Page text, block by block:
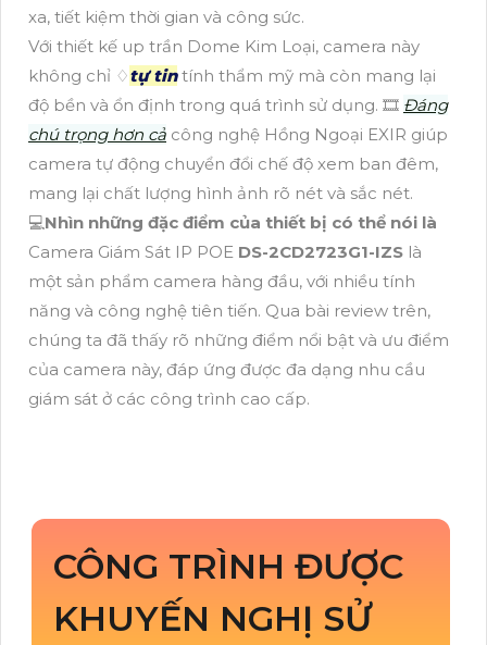
xa, tiết kiệm thời gian và công sức.
Với thiết kế up trần Dome Kim Loại, camera này
không chỉ ♢tự tintính thẩm mỹ mà còn mang lại
độ bền và ổn định trong quá trình sử dụng. 🎞 Đáng
chú trọng hơn cả công nghệ Hồng Ngoại EXIR giúp
camera tự động chuyển đổi chế độ xem ban đêm,
mang lại chất lượng hình ảnh rõ nét và sắc nét.
💻Nhìn những đặc điểm của thiết bị có thể nói là
Camera Giám Sát IP POE DS-2CD2723G1-IZS là
một sản phẩm camera hàng đầu, với nhiều tính
năng và công nghệ tiên tiến. Qua bài review trên,
chúng ta đã thấy rõ những điểm nổi bật và ưu điểm
của camera này, đáp ứng được đa dạng nhu cầu
giám sát ở các công trình cao cấp.
CÔNG TRÌNH ĐƯỢC
KHUYẾN NGHỊ SỬ